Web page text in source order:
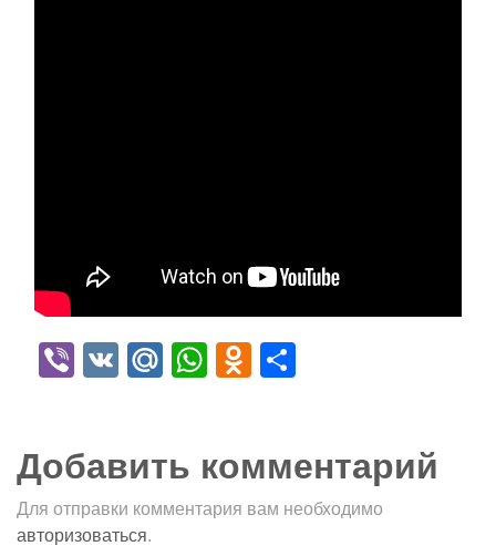
Viber
VK Mail.Ru
WhatsApp
Odnoklassniki
Добавить комментарий
Для отправки комментария вам необходимо
авторизоваться.